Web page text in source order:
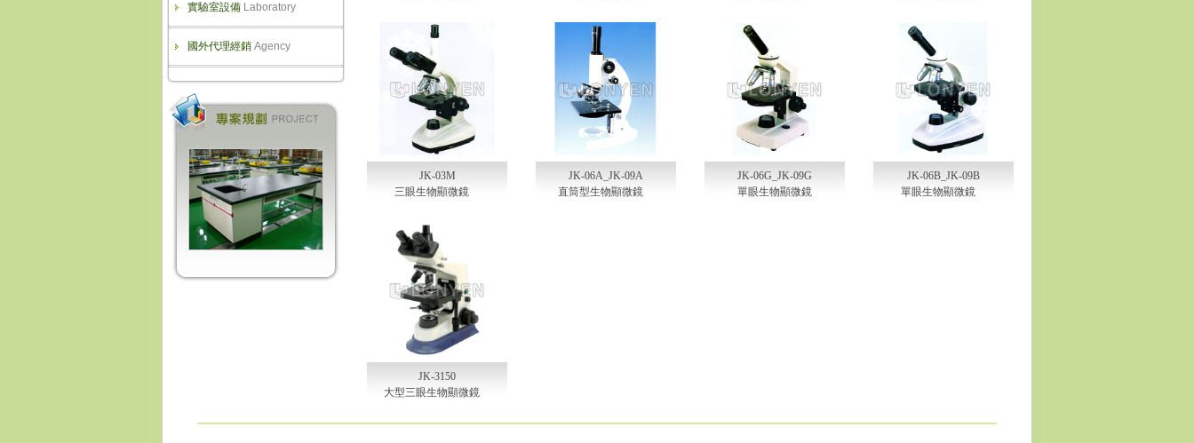
實驗室設備 Laboratory
國外代理經銷 Agency
JK-03M
三眼生物顯微鏡
JK-06A_JK-09A
直筒型生物顯微鏡
JK-06G_JK-09G
單眼生物顯微鏡
JK-06B_JK-09B
單眼生物顯微鏡
JK-3150
大型三眼生物顯微鏡